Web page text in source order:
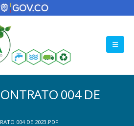
004 DE
004 DE 2023.PDF